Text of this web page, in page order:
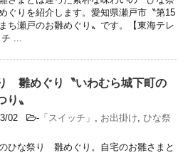
ぐりを紹介します。愛知県瀬戸市〝第15
ち瀬戸のお雛めぐり〟です。【東海テレ
...
雛めぐり〝いわむら城下町の
り〟
02 - 「スイッチ」 お出掛け ひな祭
ひな祭り 雛めぐり。自宅のお雛さまと